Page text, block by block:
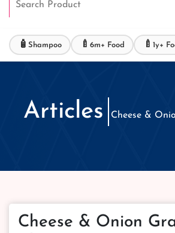
🧴 Shampoo 🍼 6m+ Food 🍼 1y+
Articles Cheese &
Cheese & Onion